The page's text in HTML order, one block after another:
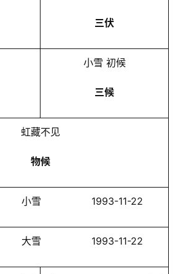
三伏
小雪 初候
三候
虹藏不见
物候
小雪 1993-11-22
大雪 1993-11-22